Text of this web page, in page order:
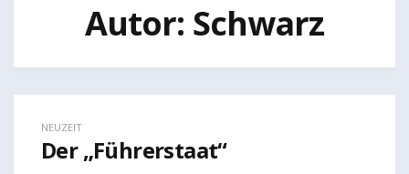
Autor: Schwarz
NEUZEIT
Der „Führerstaat“